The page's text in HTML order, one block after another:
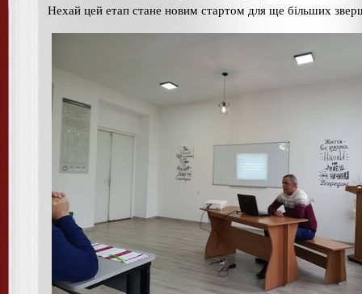
Нехай цей етап стане новим стартом для ще більших